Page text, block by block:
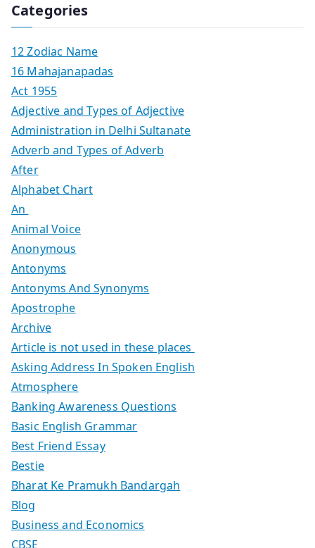
Categories
12 Zodiac Name
16 Mahajanapadas
Act 1955
Adjective and Types of Adjective
Administration in Delhi Sultanate
Adverb and Types of Adverb
After
Alphabet Chart
An
Animal Voice
Anonymous
Antonyms
Antonyms And Synonyms
Apostrophe
Archive
Article is not used in these places
Asking Address In Spoken English
Atmosphere
Banking Awareness Questions
Basic English Grammar
Best Friend Essay
Bestie
Bharat Ke Pramukh Bandargah
Blog
Business and Economics
CBSE